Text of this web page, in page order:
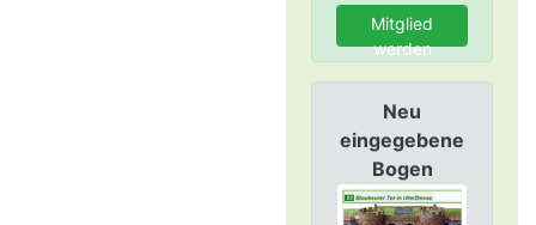
Mitglied
werden
Neu
eingegebene
Bogen